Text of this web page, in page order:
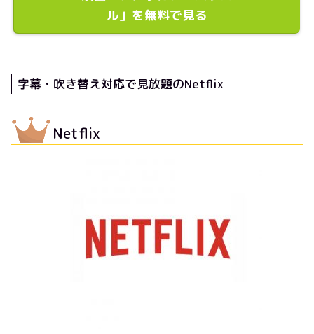
ル」を無料で見る
字幕・吹き替え対応で見放題のNetflix
Netflix